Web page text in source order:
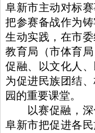
阜新市主动对标
把参赛备战作为
生动实践，在市
教育局（市体育
促融、以文化人
为促进民族团结
园的重要课堂。
以赛促融，深
阜新市把促进各